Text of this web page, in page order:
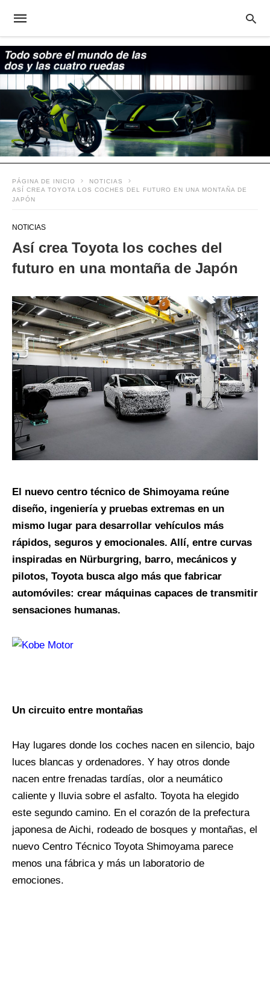
PÁGINA DE INICIO
NOTICIAS
ASÍ CREA TOYOTA LOS COCHES DEL FUTURO EN UNA MONTAÑA DE
JAPÓN
NOTICIAS
Así crea Toyota los coches del
futuro en una montaña de Japón
El nuevo centro técnico de Shimoyama reúne
diseño, ingeniería y pruebas extremas en un
mismo lugar para desarrollar vehículos más
rápidos, seguros y emocionales. Allí, entre curvas
inspiradas en Nürburgring, barro, mecánicos y
pilotos, Toyota busca algo más que fabricar
automóviles: crear máquinas capaces de transmitir
sensaciones humanas.
Un circuito entre montañas
Hay lugares donde los coches nacen en silencio, bajo
luces blancas y ordenadores. Y hay otros donde
nacen entre frenadas tardías, olor a neumático
caliente y lluvia sobre el asfalto. Toyota ha elegido
este segundo camino. En el corazón de la prefectura
japonesa de Aichi, rodeado de bosques y montañas, el
nuevo Centro Técnico Toyota Shimoyama parece
menos una fábrica y más un laboratorio de
emociones.